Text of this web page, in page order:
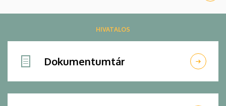
HIVATALOS
Dokumentumtár